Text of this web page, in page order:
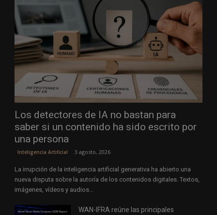
Los detectores de IA no bastan para
saber si un contenido ha sido escrito por
una persona
Inteligencia Artificial 3 agosto, 2026
La irrupción de la inteligencia artificial generativa ha abierto una
nueva disputa sobre la autoría de los contenidos digitales. Textos,
imágenes, vídeos y audios...
WAN-IFRA reúne las principales